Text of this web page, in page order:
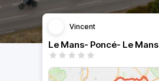
Vincent
Le Mans- Poncé- Le Mans